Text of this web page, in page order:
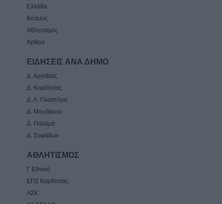
Ελλάδα
Κόσμος
Αθλητισμός
Άρθρα
ΕΙΔΗΣΕΙΣ ΑΝΑ ΔΗΜΟ
Δ. Αργιθέας
Δ. Καρδίτσας
Δ. Λ. Πλαστήρα
Δ. Μουζάκιου
Δ. Παλαμά
Δ. Σοφάδων
ΑΘΛΗΤΙΣΜΟΣ
Γ Εθνική
ΕΠΣ Καρδίτσας
ΑΣΚ